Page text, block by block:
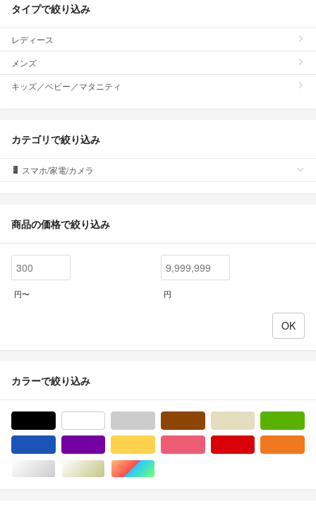
タイプで絞り込み
レディース
メンズ
キッズ／ベビー／マタニティ
カテゴリで絞り込み
スマホ/家電/カメラ
商品の価格で絞り込み
円〜 円
カラーで絞り込み
シルバー/銀色系ゴールド/金色系マルチカラー